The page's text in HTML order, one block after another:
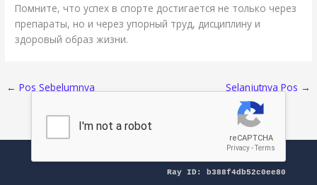
Помните, что успех в спорте достигается не только через
препараты, но и через упорный труд, дисциплину и
здоровый образ жизни.
← Pos Sebelumnya Selanjutnya Pos →